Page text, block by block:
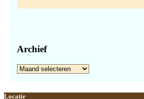
Archief
Archief
Locatie